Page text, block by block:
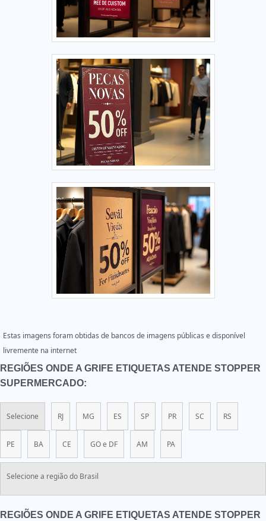
Estas imagens foram obtidas de bancos de imagens públicas e disponível
livremente na internet
REGIÕES ONDE A GRIFE ETIQUETAS ATENDE STOPPER
SUPERMERCADO:
Selecione RJ MG ES SP PR SC RS
PE BA CE GO e DF AM PA
Selecione a região do Brasil
REGIÕES ONDE A GRIFE ETIQUETAS ATENDE STOPPER